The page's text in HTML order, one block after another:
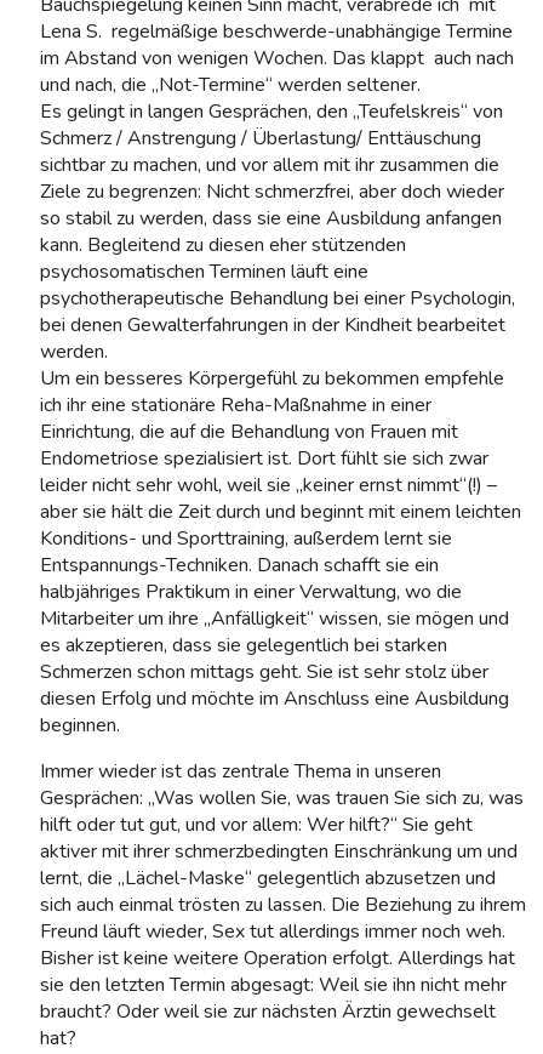
Lena S. regelmäßige beschwerde-unabhängige Termine
im Abstand von wenigen Wochen. Das klappt auch nach
und nach, die „Not-Termine“ werden seltener.
Es gelingt in langen Gesprächen, den „Teufelskreis“ von
Schmerz / Anstrengung / Überlastung/ Enttäuschung
sichtbar zu machen, und vor allem mit ihr zusammen die
Ziele zu begrenzen: Nicht schmerzfrei, aber doch wieder
so stabil zu werden, dass sie eine Ausbildung anfangen
kann. Begleitend zu diesen eher stützenden
psychosomatischen Terminen läuft eine
psychotherapeutische Behandlung bei einer Psychologin,
bei denen Gewalterfahrungen in der Kindheit bearbeitet
werden.
Um ein besseres Körpergefühl zu bekommen empfehle
ich ihr eine stationäre Reha-Maßnahme in einer
Einrichtung, die auf die Behandlung von Frauen mit
Endometriose spezialisiert ist. Dort fühlt sie sich zwar
leider nicht sehr wohl, weil sie „keiner ernst nimmt“(!) –
aber sie hält die Zeit durch und beginnt mit einem leichten
Konditions- und Sporttraining, außerdem lernt sie
Entspannungs-Techniken. Danach schafft sie ein
halbjähriges Praktikum in einer Verwaltung, wo die
Mitarbeiter um ihre „Anfälligkeit“ wissen, sie mögen und
es akzeptieren, dass sie gelegentlich bei starken
Schmerzen schon mittags geht. Sie ist sehr stolz über
diesen Erfolg und möchte im Anschluss eine Ausbildung
beginnen.
Immer wieder ist das zentrale Thema in unseren
Gesprächen: „Was wollen Sie, was trauen Sie sich zu, was
hilft oder tut gut, und vor allem: Wer hilft?“ Sie geht
aktiver mit ihrer schmerzbedingten Einschränkung um und
lernt, die „Lächel-Maske“ gelegentlich abzusetzen und
sich auch einmal trösten zu lassen. Die Beziehung zu ihrem
Freund läuft wieder, Sex tut allerdings immer noch weh.
Bisher ist keine weitere Operation erfolgt. Allerdings hat
sie den letzten Termin abgesagt: Weil sie ihn nicht mehr
braucht? Oder weil sie zur nächsten Ärztin gewechselt
hat?